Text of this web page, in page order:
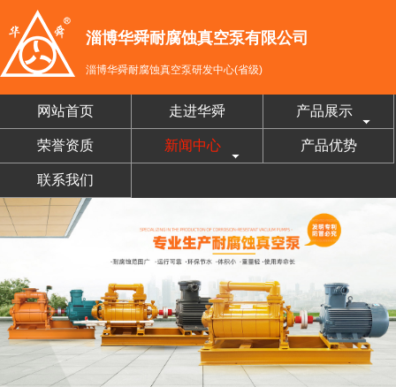
淄博华舜耐腐蚀真空泵有限公司
淄博华舜耐腐蚀真空泵研发中心(省级)
网站首页 走进华舜 产品展示
荣誉资质 新闻中心 产品优势
联系我们